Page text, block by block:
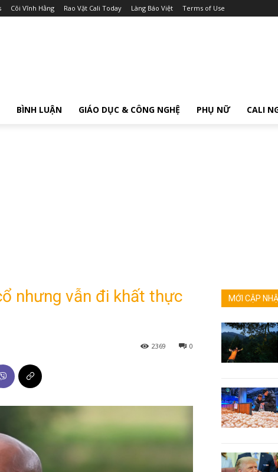
Cõi Vĩnh Hằng Rao Vặt Cali Today Làng Báo Việt Terms of Use
BÌNH LUẬN GIÁO DỤC & CÔNG NGHỆ PHỤ NỮ CALI
nhưng vẫn đi khất thực
0
2369
MỚI CẬP